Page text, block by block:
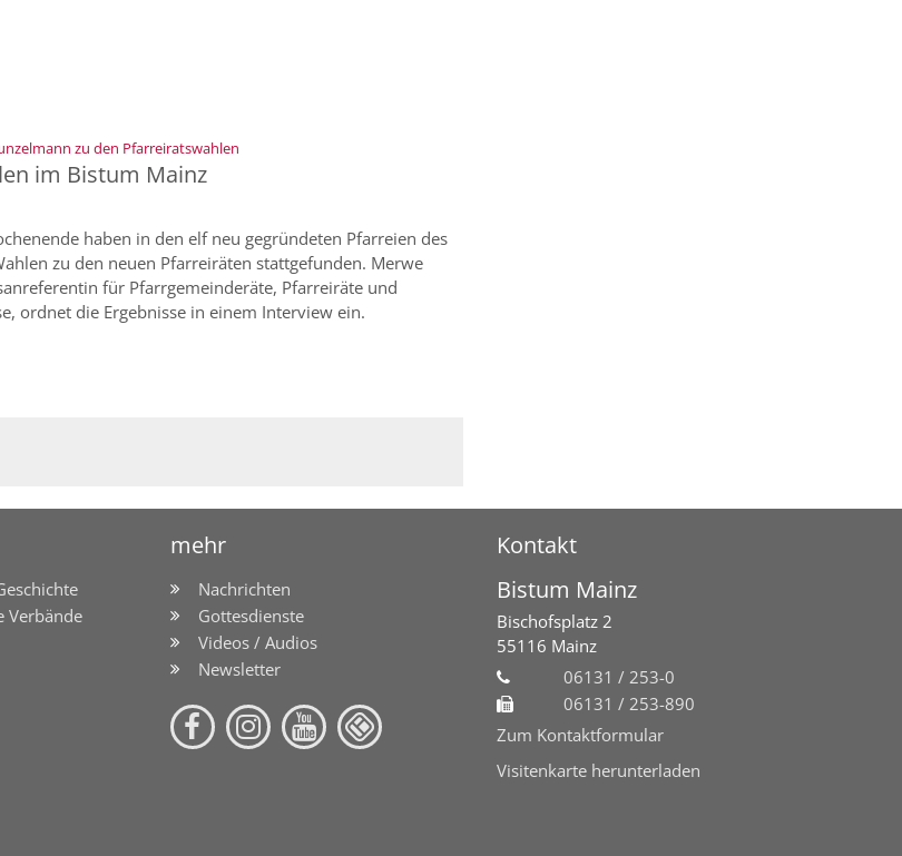
zu den Pfarreiratswahlen:
im Bistum Mainz
haben in den elf neu gegründeten Pfarreien des
zu den neuen Pfarreiräten stattgefunden. Merwe
für Pfarrgemeinderäte, Pfarreiräte und
ordnet die Ergebnisse in einem Interview ein.
mehr Kontakt
Verbände
Nachrichten
Gottesdienste
Videos / Audios
Newsletter
Bistum Mainz
Bischofsplatz 2
55116 Mainz
06131 / 253-0
06131 / 253-890
Zum Kontaktformular
Visitenkarte herunterladen